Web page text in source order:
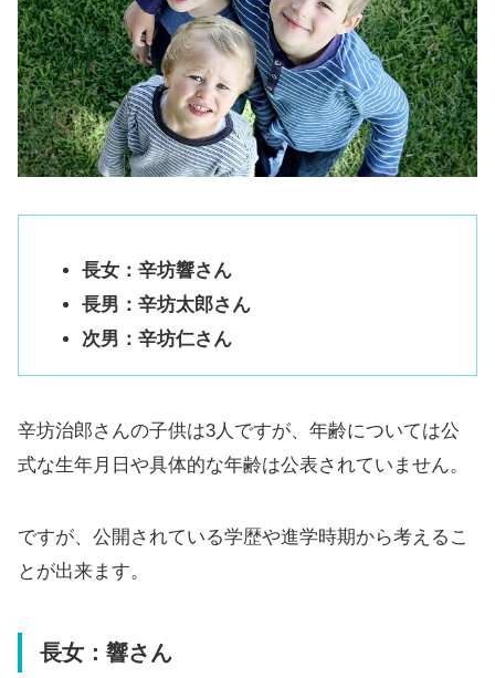
長女：辛坊響さん
長男：辛坊太郎さん
次男：辛坊仁さん
辛坊治郎さんの子供は3人ですが、年齢については公
式な生年月日や具体的な年齢は公表されていません。
ですが、公開されている学歴や進学時期から考えるこ
とが出来ます。
長女：響さん